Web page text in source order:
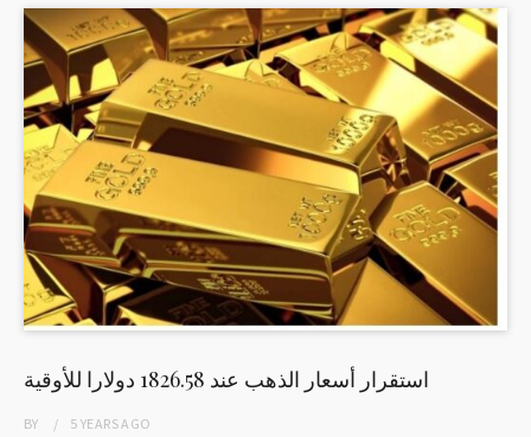
استقرار أسعار الذهب عند 1826.58 دولارا للأوقية
BY 5 YEARSAGO